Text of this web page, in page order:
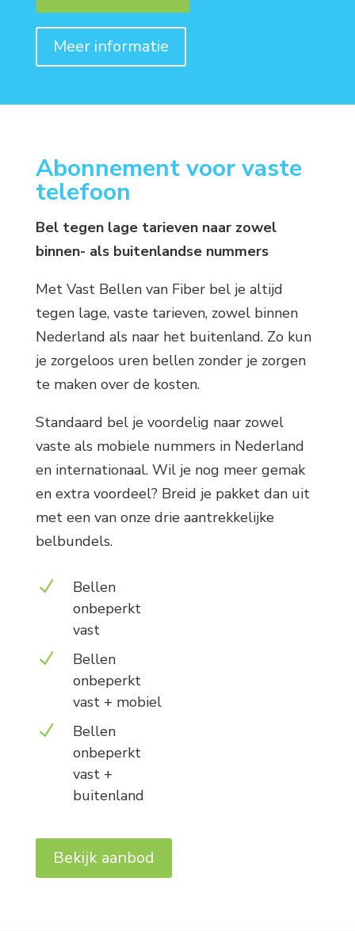
Meer informatie
Abonnement voor vaste
telefoon
Bel tegen lage tarieven naar zowel
binnen- als buitenlandse nummers
Met Vast Bellen van Fiber bel je altijd
tegen lage, vaste tarieven, zowel binnen
Nederland als naar het buitenland. Zo kun
je zorgeloos uren bellen zonder je zorgen
te maken over de kosten.
Standaard bel je voordelig naar zowel
vaste als mobiele nummers in Nederland
en internationaal. Wil je nog meer gemak
en extra voordeel? Breid je pakket dan uit
met een van onze drie aantrekkelijke
belbundels.
N
Bellen
onbeperkt
vast
N
Bellen
onbeperkt
vast + mobiel
N
Bellen
onbeperkt
vast +
buitenland
Bekijk aanbod